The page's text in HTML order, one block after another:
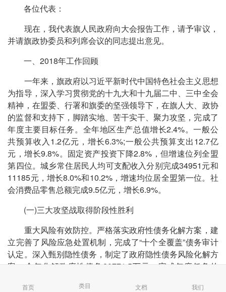
各位代表：
现在，我代表旗人民政府向大会报告工作，请予审议，
并请旗政协委员和列席会议的同志提出意见。
一、2018年工作回顾
一年来，旗政府以习近平新时代中国特色社会主义思想
为指导，深入学习贯彻党的十九大和十九届二中、三中全会
精神，在盟委、行署和旗委的坚强领导下，在旗人大、政协
的监督和支持下，脚踏实地、苦干实干、聚力攻坚，完成了
年度主要目标任务。全年地区生产总值增长2.4%。一般公
共预算收入1.2亿元，增长6.3%;一般公共预算支出12.7亿
元，增长9.8%。固定资产投资下降2.8%，但增速位列全盟
第四位。城乡常住居民人均可支配收入分别完成34951元和
11185元，增长8.0%和10.2%，增速均位居全盟第一位。社
会消费品零售总额完成9.5亿元，增长6.9%。
(一)三大攻坚战取得阶段性胜利
重大风险有效防控。严格落实政府性债务化解方案，建
立完善了风险应急处置机制，完成了“十个全覆盖”债务审计
认定。深入甄别隐性债务，制定了政府隐性债务风险化解方
案。全年化解政府性债务20771.5万元，完成年度任务的
首页 类目 文档 我们